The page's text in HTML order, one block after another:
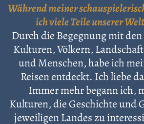
Während meiner
ich viele Teile unserer
Durch die Begegnung mit
Kulturen, Völkern,
und Menschen, habe ich
Reisen entdeckt. Ich liebe
Immer mehr begann ich,
Kulturen, die Geschichte und
jeweiligen Landes zu